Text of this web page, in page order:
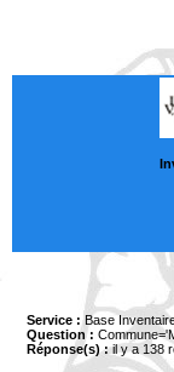
Service : Base
Question :
Réponse(s) :il y a 138